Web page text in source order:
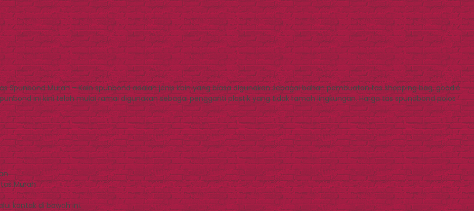
Spunbond Murah – Kain spunbond adalah jenis kain yang biasa digunakan sebagai bahan pembuatan tas shopping bag, goodie
ini kini telah mulai ramai digunakan sebagai pengganti plastik yang tidak ramah lingkungan. Harga tas spundbond polos
Murah
kontak di bawah ini.